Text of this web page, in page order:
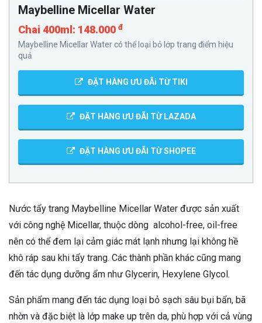
Maybelline Micellar Water
Chai 400ml: 148.000 đ
Maybelline Micellar Water có thể loại bỏ lớp trang điểm hiệu
quả
ĐẶT HÀNG ƯU ĐÃi TỪ TIKI
ĐẶT HÀNG ƯU ĐÃI TỪ LAZADA
ĐẶT HÀNG ƯU ĐÃI TỪ SHOPEE
Nước tẩy trang Maybelline Micellar Water được sản xuất
với công nghệ Micellar, thuộc dòng alcohol-free, oil-free
nên có thể đem lại cảm giác mát lạnh nhưng lại không hề
khô ráp sau khi tẩy trang. Các thành phần khác cũng mang
đến tác dụng dưỡng ẩm như Glycerin, Hexylene Glycol.
Sản phẩm mang đến tác dụng loại bỏ sạch sâu bụi bẩn, bã
nhờn và đặc biệt là lớp make up trên da, phù hợp với cả vùng